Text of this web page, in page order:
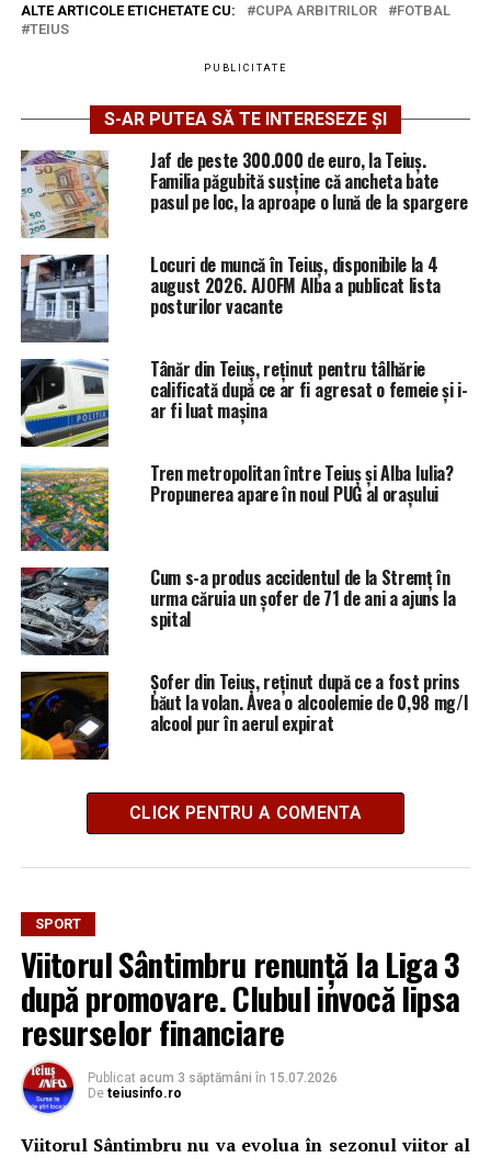
ALTE ARTICOLE ETICHETATE CU: CUPA ARBITRILOR
FOTBAL
TEIUS
PUBLICITATE
S-AR PUTEA SĂ TE INTERESEZE ȘI
Jaf de peste 300.000 de euro, la Teiuș.
Familia păgubită susține că ancheta bate
pasul pe loc, la aproape o lună de la spargere
Locuri de muncă în Teiuș, disponibile la 4
august 2026. AJOFM Alba a publicat lista
posturilor vacante
Tânăr din Teiuș, reținut pentru tâlhărie
calificată după ce ar fi agresat o femeie și i-
ar fi luat mașina
Tren metropolitan între Teiuș și Alba Iulia?
Propunerea apare în noul PUG al orașului
Cum s-a produs accidentul de la Stremț în
urma căruia un șofer de 71 de ani a ajuns la
spital
Șofer din Teiuș, reținut după ce a fost prins
băut la volan. Avea o alcoolemie de 0,98 mg/l
alcool pur în aerul expirat
CLICK PENTRU A COMENTA
SPORT
Viitorul Sântimbru renunță la Liga 3
după promovare. Clubul invocă lipsa
resurselor financiare
Publicat acum 3 săptămâni în 15.07.2026
De teiusinfo.ro
Viitorul Sântimbru nu va evolua în sezonul viitor al